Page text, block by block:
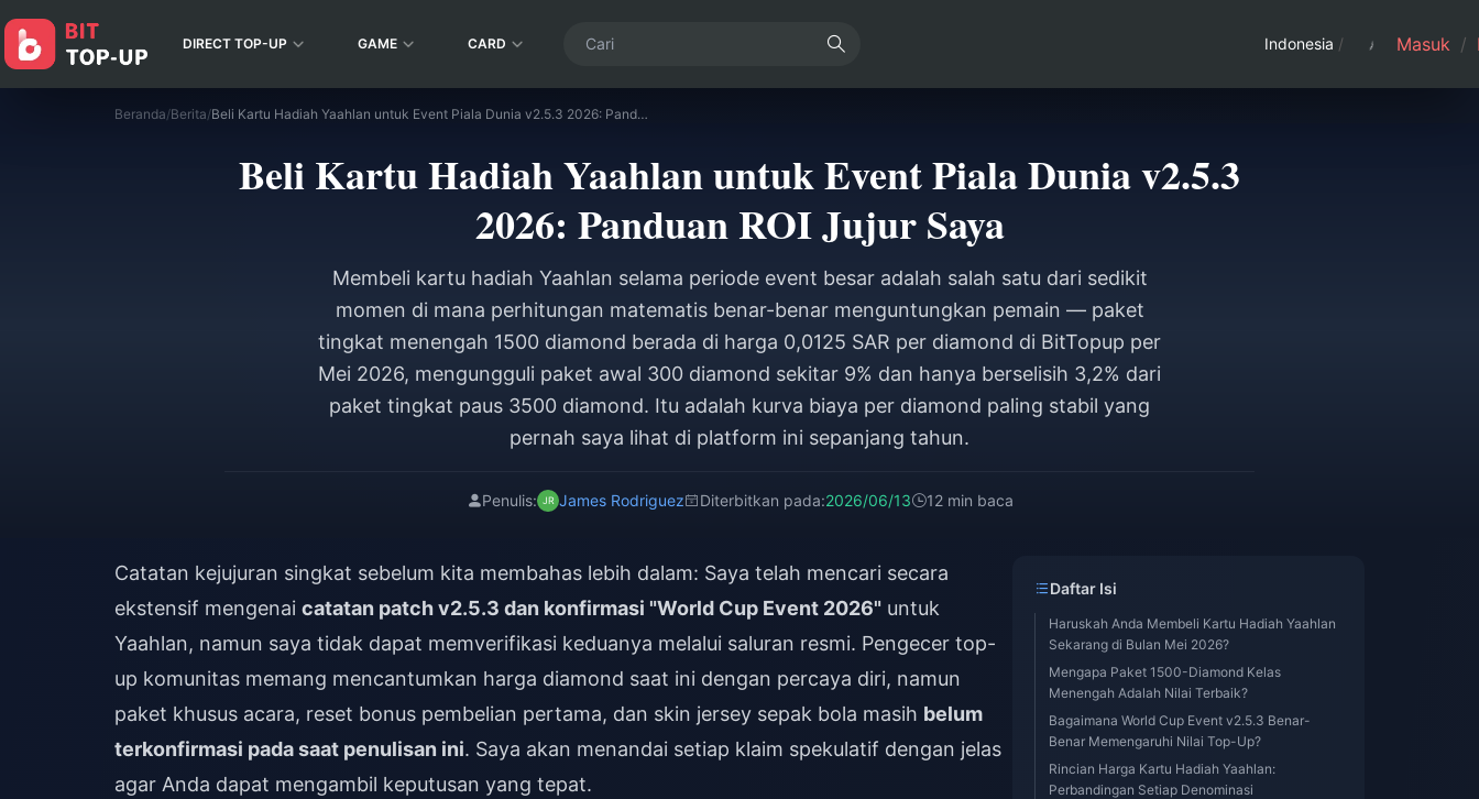
DIRECT TOP-UP GAME CARD Indonesia / Masuk /
Beranda/Berita/ Beli Kartu Hadiah Yaahlan untuk Event Piala Dunia v2.5.3 2026: Panduan ROI Jujur Saya
Beli Kartu Hadiah Yaahlan untuk Event Piala Dunia v2.5.3
2026: Panduan ROI Jujur Saya
Membeli kartu hadiah Yaahlan selama periode event besar adalah salah satu dari sedikit
momen di mana perhitungan matematis benar-benar menguntungkan pemain — paket
tingkat menengah 1500 diamond berada di harga 0,0125 SAR per diamond di BitTopup per
Mei 2026, mengungguli paket awal 300 diamond sekitar 9% dan hanya berselisih 3,2% dari
paket tingkat paus 3500 diamond. Itu adalah kurva biaya per diamond paling stabil yang
pernah saya lihat di platform ini sepanjang tahun.
Penulis: James Rodriguez Diterbitkan pada:2026/06/13 12 min baca
Catatan kejujuran singkat sebelum kita membahas lebih dalam: Saya telah mencari secara
ekstensif mengenai catatan patch v2.5.3 dan konfirmasi "World Cup Event 2026" untuk
Yaahlan, namun saya tidak dapat memverifikasi keduanya melalui saluran resmi. Pengecer top-
up komunitas memang mencantumkan harga diamond saat ini dengan percaya diri, namun
paket khusus acara, reset bonus pembelian pertama, dan skin jersey sepak bola masih belum
terkonfirmasi pada saat penulisan ini. Saya akan menandai setiap klaim spekulatif dengan jelas
agar Anda dapat mengambil keputusan yang tepat.
Daftar Isi
Haruskah Anda Membeli Kartu Hadiah Yaahlan
Sekarang di Bulan Mei 2026?
Mengapa Paket 1500-Diamond Kelas
Menengah Adalah Nilai Terbaik?
Bagaimana World Cup Event v2.5.3 Benar-
Benar Memengaruhi Nilai Top-Up?
Rincian Harga Kartu Hadiah Yaahlan:
Perbandingan Setiap Denominasi